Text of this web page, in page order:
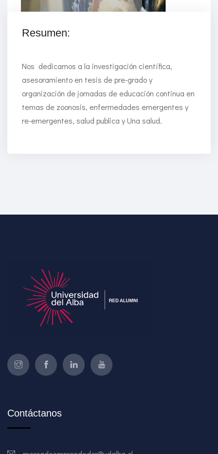
Resumen:
Nos dedicamos a la investigación científica,
asesoramiento en tesis de pre-grado y
organización de jornadas de educación continua en
temas de zoonosis, enfermedades emergentes y
re-emergentes, salud publica y Una salud.
Contáctanos